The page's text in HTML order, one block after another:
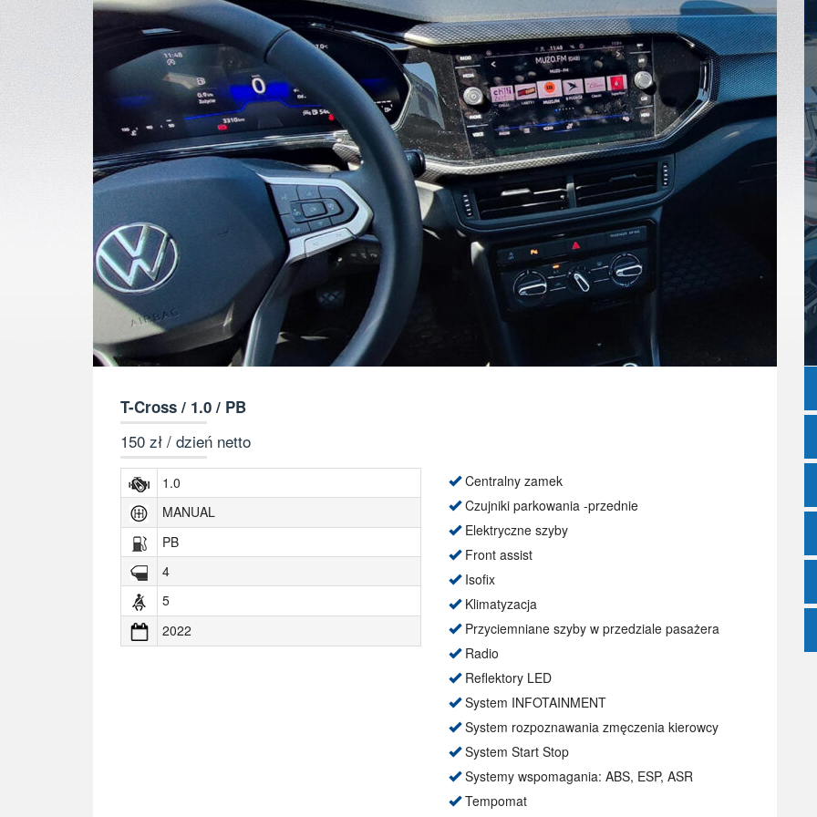
T-Cross / 1.0 / PB
150 zł / dzień netto
1.0
MANUAL
PB
4
5
2022
Centralny zamek
Czujniki parkowania -przednie
Elektryczne szyby
Front assist
Isofix
Klimatyzacja
Przyciemniane szyby w przedziale pasażera
Radio
Reflektory LED
System INFOTAINMENT
System rozpoznawania zmęczenia kierowcy
System Start Stop
Systemy wspomagania: ABS, ESP, ASR
Tempomat